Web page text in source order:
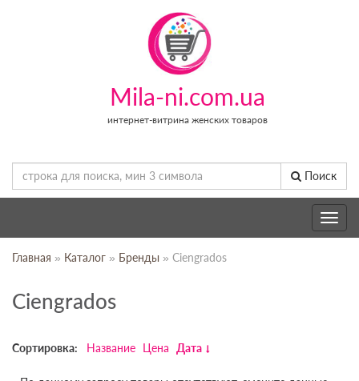
Mila-ni.com.ua
интернет-витрина женских товаров
Поиск
Toggle
Главная » Каталог » Бренды » Ciengrados
Ciengrados
Сортировка: Название Цена Дата